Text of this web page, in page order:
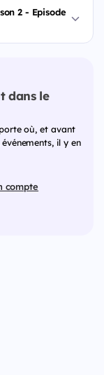
2 - Episode
dans le
où, et avant
il y en
compte